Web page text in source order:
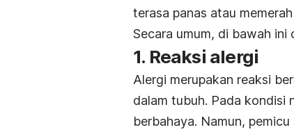
terasa panas atau
Secara umum, di bawah ini
1. Reaksi alergi
Alergi merupakan reaksi
dalam tubuh. Pada kondisi
berbahaya. Namun,